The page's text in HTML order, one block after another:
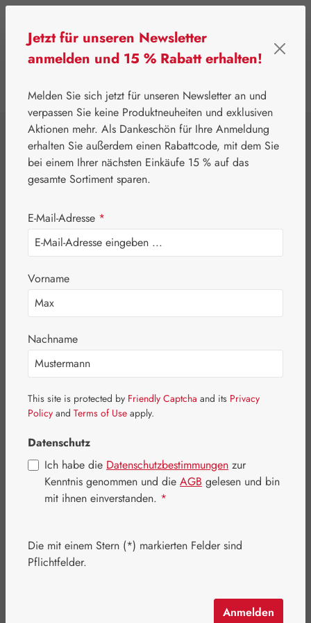
⌂ Leitner Lifecare Medien Bücher
Australian Bush
Flower Essences
Book - Buch
(Englische Version)
Bildergalerie überspringen
Jetzt für unseren Newsletter
anmelden und 15 % Rabatt erhalten!
Melden Sie sich jetzt für unseren Newsletter an und
verpassen Sie keine Produktneuheiten und exklusiven
Aktionen mehr. Als Dankeschön für Ihre Anmeldung
erhalten Sie außerdem einen Rabattcode, mit dem Sie
bei einem Ihrer nächsten Einkäufe 15 % auf das
gesamte Sortiment sparen.
E-Mail-Adresse *
Vorname
Nachname
This site is protected by Friendly Captcha and its Privacy
Policy and Terms of Use apply.
Datenschutz
Ich habe die Datenschutzbestimmungen zur
Kenntnis genommen und die AGB gelesen und bin
mit ihnen einverstanden. *
Die mit einem Stern (*) markierten Felder sind
Pflichtfelder.
Anmelden